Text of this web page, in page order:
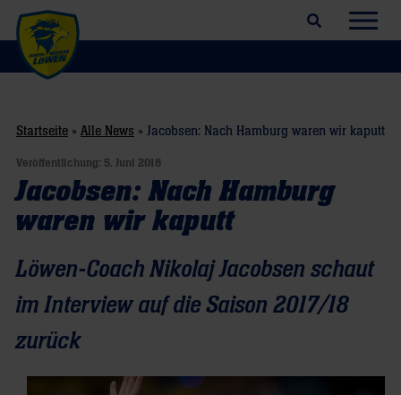
Suchfeld öffnen
Startseite » Alle News » Jacobsen: Nach Hamburg waren wir kaputt
Veröffentlichung: 5. Juni 2018
Jacobsen: Nach Hamburg
waren wir kaputt
Löwen-Coach Nikolaj Jacobsen schaut
im Interview auf die Saison 2017/18
zurück